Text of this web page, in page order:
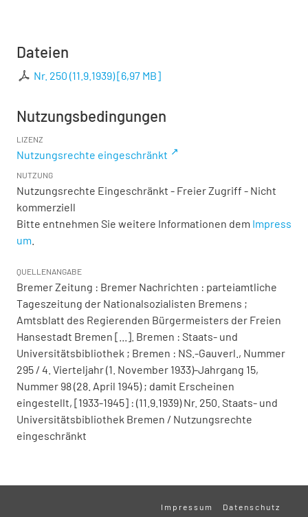
Dateien
Nr. 250 (11.9.1939)[6,97 MB]
Nutzungsbedingungen
LIZENZ
Nutzungsrechte eingeschränkt
NUTZUNG
Nutzungsrechte Eingeschränkt - Freier Zugriff - Nicht
kommerziell
Bitte entnehmen Sie weitere Informationen dem Impress
um
QUELLENANGABE
Bremer Zeitung : Bremer Nachrichten : parteiamtliche
Tageszeitung der Nationalsozialisten Bremens ;
Amtsblatt des Regierenden Bürgermeisters der Freien
Hansestadt Bremen [...]. Bremen : Staats- und
Universitätsbibliothek ; Bremen : NS.-Gauverl., Nummer
295 / 4. Vierteljahr (1. November 1933)-Jahrgang 15,
Nummer 98 (28. April 1945) ; damit Erscheinen
eingestellt, [1933-1945] : (11.9.1939) Nr. 250. Staats- und
Universitätsbibliothek Bremen / Nutzungsrechte
eingeschränkt
Impressum Datenschutz